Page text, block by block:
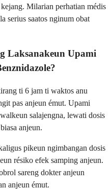
Milarian perhatian médis
serius saatos nginum obat
Laksanakeun Upami
ti 6 jam ti waktos anu
pas anjeun émut. Upami
salajengna, lewati dosis
anjeun.
pikeun ngimbangan dosis
résiko efek samping anjeun.
sareng dokter anjeun
anjeun émut.